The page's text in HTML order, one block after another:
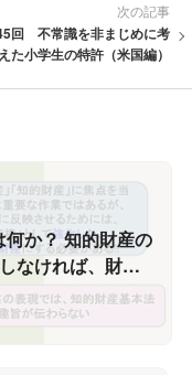
次の記事
回 不常識を非まじめに考
えた小学生の特許（米国編）
か？ 知的財産の
なければ、財務
を実現し、知的
い